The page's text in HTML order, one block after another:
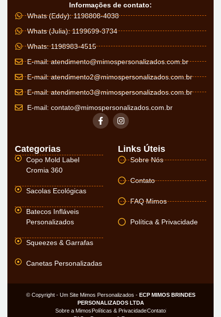
Informações de contato:
Whats (Eddy): 1198808-4038
Whats (Julia): 1199699-3734
Whats: 1198983-4515
E-mail:atendimento@mimospersonalizados.com.br
E-mail:atendimento2@mimospersonalizados.com.br
E-mail:atendimento3@mimospersonalizados.com.br
E-mail: contato@mimospersonalizados.com.br
Categorias
Copo Mold Label
Cromia 360
Sacolas Ecológicas
Batecos Infláveis
Personalizados
Squeezes & Garrafas
Canetas Personalizadas
Links Úteis
Sobre Nós
Contato
FAQ Mimos
Política & Privacidade
© Copyright - Um Site Mimos Personalizados - ECP MIMOS BRINDES
PERSONALIZADOS LTDA
Sobre a MimosPolíticas & PrivacidadeContato